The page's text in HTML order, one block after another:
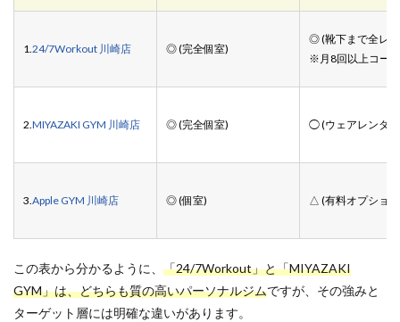
1.24/7Workout 川崎店 ◎ (完全個室)
◎ (靴下まで全レ
※月8回以上コース
2.MIYAZAKI GYM 川崎店 ◎ (完全個室) ◯ (ウェアレンタ
3.Apple GYM 川崎店 ◎ (個室) △ (有料オプショ
この表から分かるように、 「24/7Workout」と「MIYAZAKI
GYM」は、どちらも質の高いパーソナルジムですが、その強みと
ターゲット層には明確な違いがあります。